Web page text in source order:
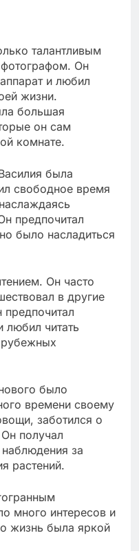
талантливым
Он
и любил
жизни.
большая
он сам
комнате.
была
свободное время
предпочитал
было насладиться
Он часто
в другие
любил читать
было
времени своему
заботился о
получал
за
растений.
много интересов и
жизнь была яркой